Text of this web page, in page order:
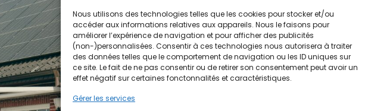
Nous utilisons des technologies telles que les cookies pour stocker et/ou
accéder aux informations relatives aux appareils. Nous le faisons pour
améliorer l’expérience de navigation et pour afficher des publicités
(non-)personnalisées. Consentir à ces technologies nous autorisera à traiter
des données telles que le comportement de navigation ou les ID uniques sur
ce site. Le fait de ne pas consentir ou de retirer son consentement peut avoir un
effet négatif sur certaines fonctonnalités et caractéristiques.
Gérer les services